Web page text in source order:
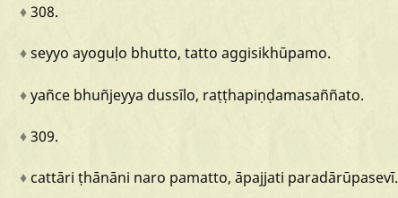
♦308.
♦seyyo ayoguḷo bhutto, tatto aggisikhūpamo.
♦yañce bhuñjeyya dussīlo, raṭṭhapiṇḍamasaññato.
♦309.
♦cattāri ṭhānāni naro pamatto, āpajjati paradārūpasevī.